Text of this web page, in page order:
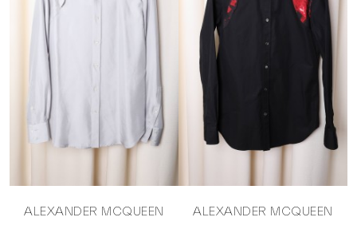
ALEXANDER MCQUEEN
ALEXANDER MCQUEEN